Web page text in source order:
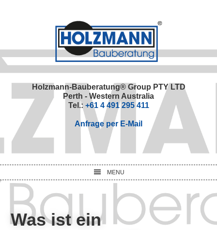
Holzmann-Bauberatung® Group PTY LTD
Perth - Western Australia
Tel.: +61 4 491 295 411
Anfrage per E-Mail
MENU
Was ist ein